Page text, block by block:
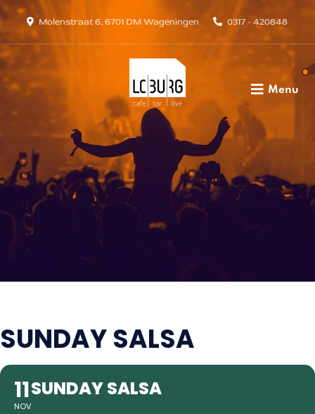
Molenstraat 6, 6701 DM Wageningen 0317 - 420848
Menu
SUNDAY SALSA
11
NOV
SUNDAY SALSA